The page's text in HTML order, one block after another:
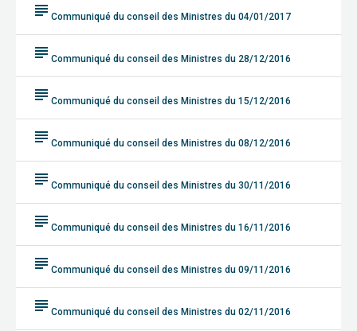
subject Communiqué du conseil des Ministres du 04/01/2017
subject Communiqué du conseil des Ministres du 28/12/2016
subject Communiqué du conseil des Ministres du 15/12/2016
subject Communiqué du conseil des Ministres du 08/12/2016
subject Communiqué du conseil des Ministres du 30/11/2016
subject Communiqué du conseil des Ministres du 16/11/2016
subject Communiqué du conseil des Ministres du 09/11/2016
subject Communiqué du conseil des Ministres du 02/11/2016